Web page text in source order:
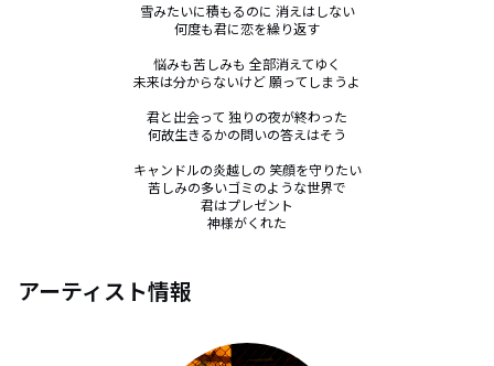
雪みたいに積もるのに 消えはしない
何度も君に恋を繰り返す
悩みも苦しみも 全部消えてゆく
未来は分からないけど 願ってしまうよ
君と出会って 独りの夜が終わった
何故生きるかの問いの答えはそう
キャンドルの炎越しの 笑顔を守りたい
苦しみの多いゴミのような世界で
君はプレゼント
神様がくれた
アーティスト情報